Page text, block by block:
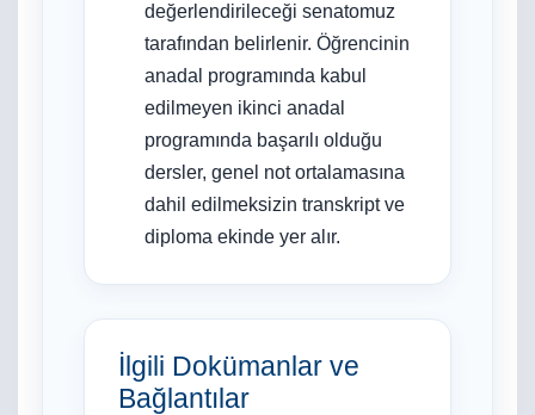
değerlendirileceği senatomuz
tarafından belirlenir. Öğrencinin
anadal programında kabul
edilmeyen ikinci anadal
programında başarılı olduğu
dersler, genel not ortalamasına
dahil edilmeksizin transkript ve
diploma ekinde yer alır.
İlgili Dokümanlar ve
Bağlantılar